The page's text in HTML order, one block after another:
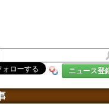
ニュース登